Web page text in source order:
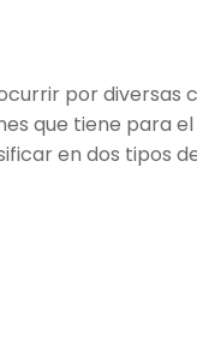
por diversas
que tiene para
en dos tipos